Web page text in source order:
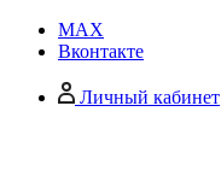
MAX
Вконтакте
Личный кабинет